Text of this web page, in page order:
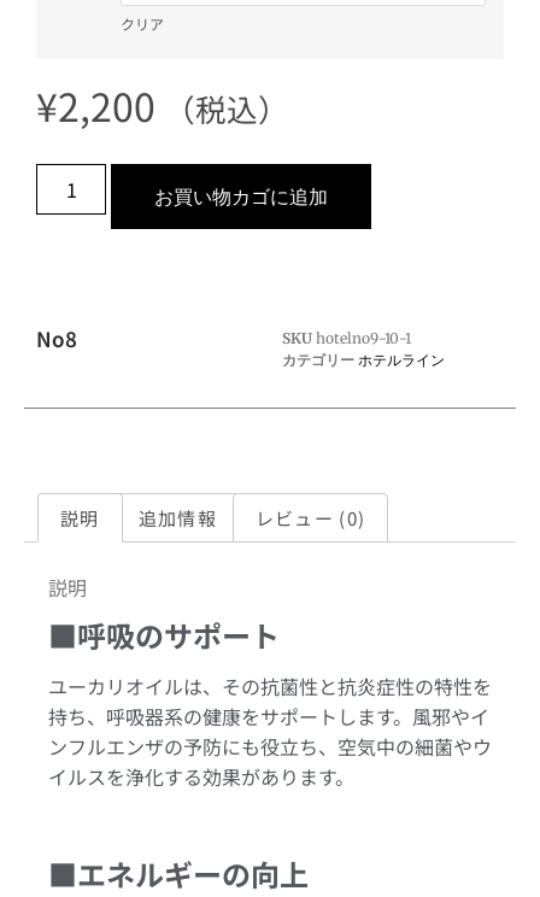
クリア
¥2,200 （税込）
お買い物カゴに追加
No8 SKU hotelno9-10-1
カテゴリー ホテルライン
説明 追加情報 レビュー (0)
説明
■呼吸のサポート
ユーカリオイルは、その抗菌性と抗炎症性の特性を
持ち、呼吸器系の健康をサポートします。風邪やイ
ンフルエンザの予防にも役立ち、空気中の細菌やウ
イルスを浄化する効果があります。
■エネルギーの向上